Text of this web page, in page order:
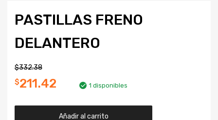
PASTILLAS FRENO
DELANTERO
$332.38
$211.42 1 disponibles
Añadir al carrito